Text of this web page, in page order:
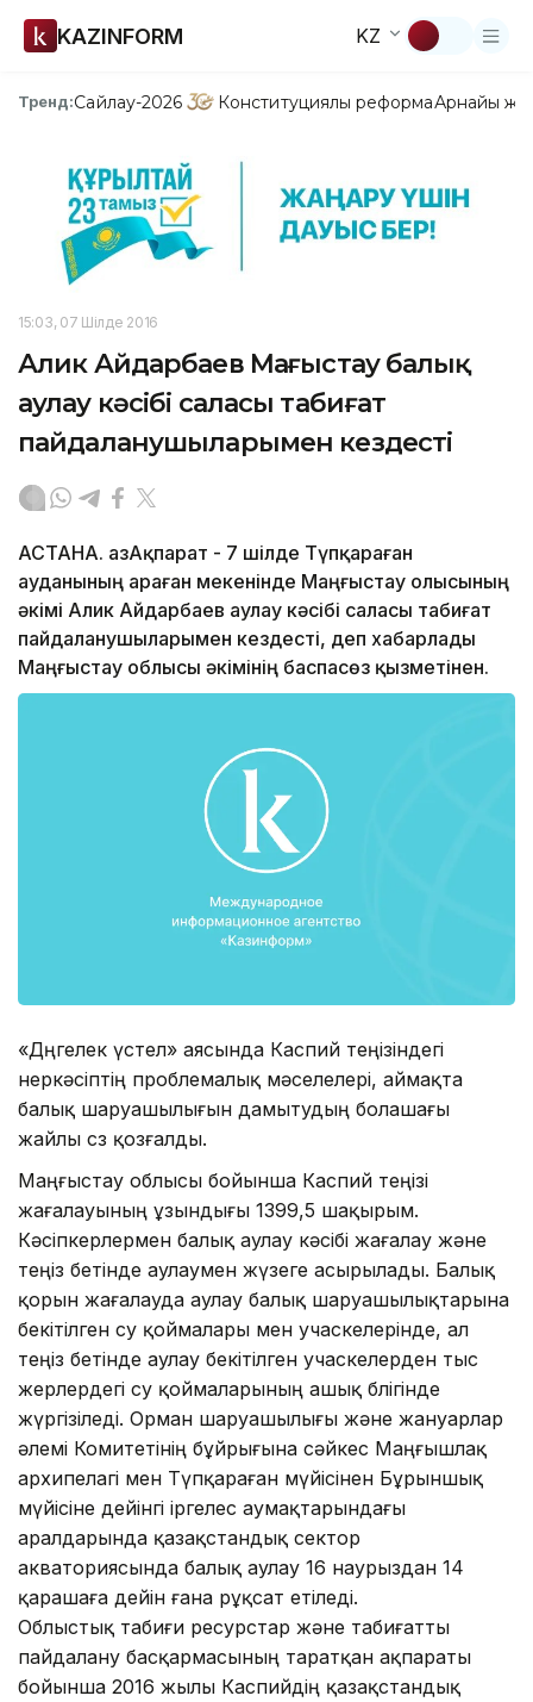
KAZINFORM KZ
Тренд:Сайлау-2026 Конституциялық реформаАрнайы
15:03, 07 Шілде 2016
Алик Айдарбаев Маңғыстау балық
аулау кәсібі саласы табиғат
пайдаланушыларымен кездесті
АСТАНА. ҚазАқпарат - 7 шілде Түпқараған
ауданының Қараған мекенінде Маңғыстау олысының
әкімі Алик Айдарбаев аулау кәсібі саласы табиғат
пайдаланушыларымен кездесті, деп хабарлады
Маңғыстау облысы әкімінің баспасөз қызметінен.
«Дөңгелек үстел» аясында Каспий теңізіндегі
өнеркәсіптің проблемалық мәселелері, аймақта
балық шаруашылығын дамытудың болашағы
жайлы сөз қозғалды.
Маңғыстау облысы бойынша Каспий теңізі
жағалауының ұзындығы 1399,5 шақырым.
Кәсіпкерлермен балық аулау кәсібі жағалау және
теңіз бетінде аулаумен жүзеге асырылады. Балық
қорын жағалауда аулау балық шаруашылықтарына
бекітілген су қоймалары мен учаскелерінде, ал
теңіз бетінде аулау бекітілген учаскелерден тыс
жерлердегі су қоймаларының ашық бөлігінде
жүргізіледі. Орман шаруашылығы және жануарлар
әлемі Комитетінің бұйрығына сәйкес Маңғышлақ
архипелагі мен Түпқараған мүйісінен Бұрыншық
мүйісіне дейінгі іргелес аумақтарындағы
аралдарында қазақстандық сектор
акваториясында балық аулау 16 наурыздан 14
қарашаға дейін ғана рұқсат етіледі.
Облыстық табиғи ресурстар және табиғатты
пайдалану басқармасының таратқан ақпараты
бойынша 2016 жылы Каспийдің қазақстандық